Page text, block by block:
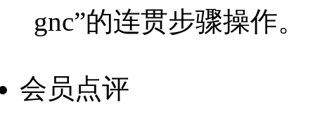
gnc”的连贯步骤操作。
会员点评